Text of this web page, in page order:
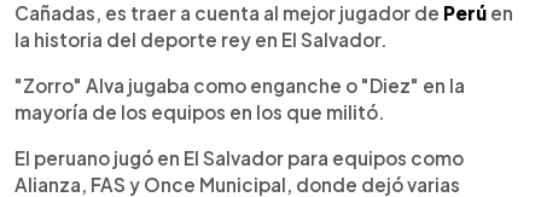
Cañadas, es traer a cuenta al mejor jugador de Perú en
la historia del deporte rey en El Salvador.
"Zorro" Alva jugaba como enganche o "Diez" en la
mayoría de los equipos en los que militó.
El peruano jugó en El Salvador para equipos como
Alianza, FAS y Once Municipal, donde dejó varias